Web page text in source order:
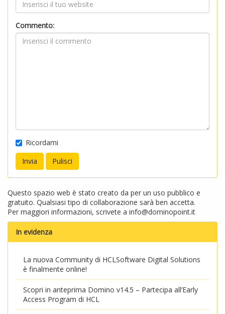
Commento:
Ricordami
Questo spazio web è stato creato da per un uso pubblico e
gratuito. Qualsiasi tipo di collaborazione sarà ben accetta.
Per maggiori informazioni, scrivete a info@dominopoint.it
In evidenza
La nuova Community di HCLSoftware Digital Solutions
è finalmente online!
Scopri in anteprima Domino v14.5 – Partecipa all’Early
Access Program di HCL